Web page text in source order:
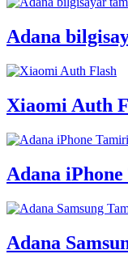
Adana
Xiaomi Auth
Adana
Adana